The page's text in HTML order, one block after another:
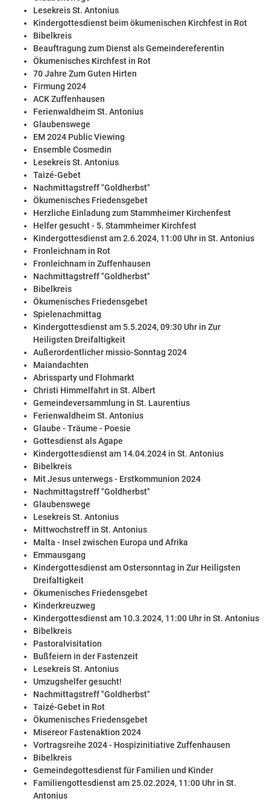
Lesekreis St. Antonius
Kindergottesdienst beim ökumenischen Kirchfest in Rot
Bibelkreis
Beauftragung zum Dienst als Gemeindereferentin
Ökumenisches Kirchfest in Rot
70 Jahre Zum Guten Hirten
Firmung 2024
ACK Zuffenhausen
Ferienwaldheim St. Antonius
Glaubenswege
EM 2024 Public Viewing
Ensemble Cosmedin
Lesekreis St. Antonius
Taizé-Gebet
Nachmittagstreff "Goldherbst"
Ökumenisches Friedensgebet
Herzliche Einladung zum Stammheimer Kirchenfest
Helfer gesucht - 5. Stammheimer Kirchfest
Kindergottesdienst am 2.6.2024, 11:00 Uhr in St. Antonius
Fronleichnam in Rot
Fronleichnam in Zuffenhausen
Nachmittagstreff "Goldherbst"
Bibelkreis
Ökumenisches Friedensgebet
Spielenachmittag
Kindergottesdienst am 5.5.2024, 09:30 Uhr in Zur
Heiligsten Dreifaltigkeit
Außerordentlicher missio-Sonntag 2024
Maiandachten
Abrissparty und Flohmarkt
Christi Himmelfahrt in St. Albert
Gemeindeversammlung in St. Laurentius
Ferienwaldheim St. Antonius
Glaube - Träume - Poesie
Gottesdienst als Agape
Kindergottesdienst am 14.04.2024 in St. Antonius
Bibelkreis
Mit Jesus unterwegs - Erstkommunion 2024
Nachmittagstreff "Goldherbst"
Glaubenswege
Lesekreis St. Antonius
Mittwochstreff in St. Antonius
Malta - Insel zwischen Europa und Afrika
Emmausgang
Kindergottesdienst am Ostersonntag in Zur Heiligsten
Dreifaltigkeit
Ökumenisches Friedensgebet
Kinderkreuzweg
Kindergottesdienst am 10.3.2024, 11:00 Uhr in St. Antonius
Bibelkreis
Pastoralvisitation
Bußfeiern in der Fastenzeit
Lesekreis St. Antonius
Umzugshelfer gesucht!
Nachmittagstreff "Goldherbst"
Taizé-Gebet in Rot
Ökumenisches Friedensgebet
Misereor Fastenaktion 2024
Vortragsreihe 2024 - Hospizinitiative Zuffenhausen
Bibelkreis
Gemeindegottesdienst für Familien und Kinder
Familiengottesdienst am 25.02.2024, 11:00 Uhr in St.
Antonius